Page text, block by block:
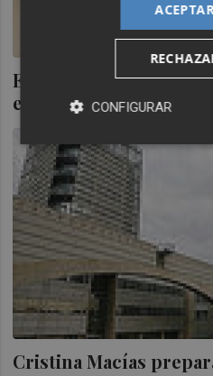
El Consell destaca
en Nóos no es
Cristina Macías
CONFIGURAR